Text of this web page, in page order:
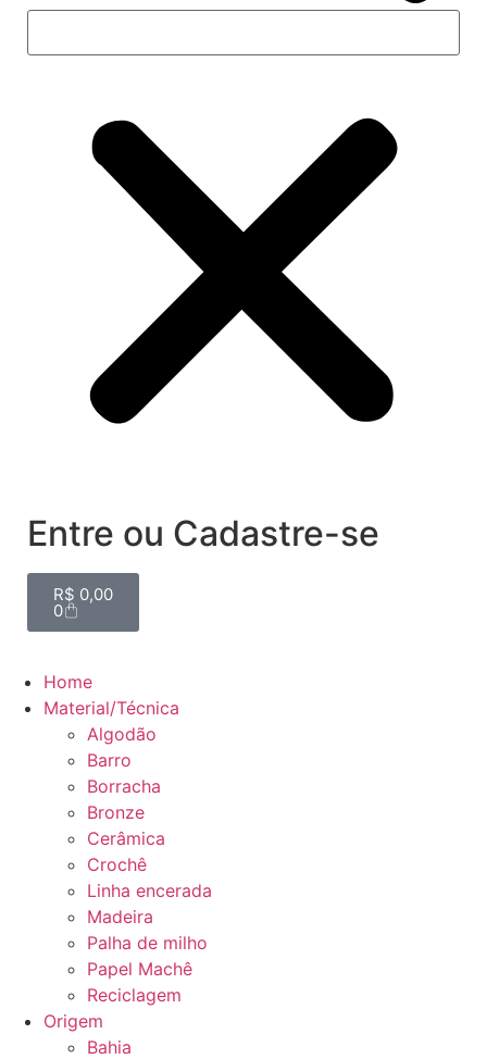
Entre ou Cadastre-se
R$ 0,00
0
Home
Material/Técnica
Algodão
Barro
Borracha
Bronze
Cerâmica
Crochê
Linha encerada
Madeira
Palha de milho
Papel Machê
Reciclagem
Origem
Bahia